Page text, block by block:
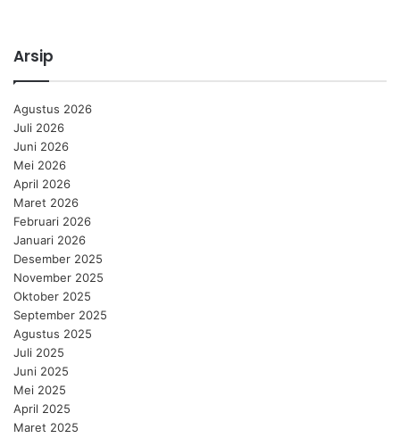
Arsip
Agustus 2026
Juli 2026
Juni 2026
Mei 2026
April 2026
Maret 2026
Februari 2026
Januari 2026
Desember 2025
November 2025
Oktober 2025
September 2025
Agustus 2025
Juli 2025
Juni 2025
Mei 2025
April 2025
Maret 2025